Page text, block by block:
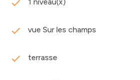
organiser une visite, nous vous
vue Sur les champs
terrasse